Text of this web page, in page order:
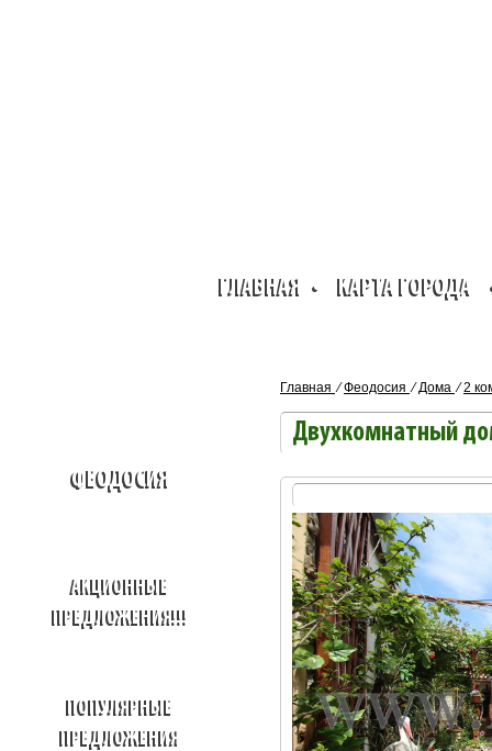
ГЛАВНАЯ • КАРТА ГОРОДА
Главная ⁄ Феодосия ⁄ Дома ⁄ 2
Двухкомнатный
ФЕОДОСИЯ
АКЦИОННЫЕ
ПРЕДЛОЖЕНИЯ!!!
ПОПУЛЯРНЫЕ
ПРЕДЛОЖЕНИЯ